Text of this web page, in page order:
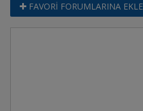
FAVORİ FORUMLARINA EKLE